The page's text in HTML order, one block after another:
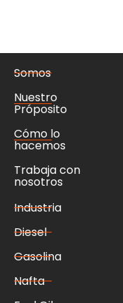
Somos
Nuestro
Próposito
Cómo lo
hacemos
Trabaja con
nosotros
Industria
Diesel
Gasolina
Nafta